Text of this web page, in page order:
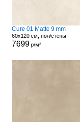
Cure 01 Matte 9 mm
60x120 см, пол/стены
7699р/м²